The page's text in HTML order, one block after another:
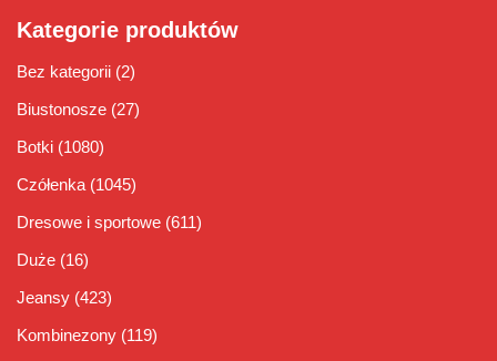
Kategorie produktów
Bez kategorii (2)
Biustonosze (27)
Botki (1080)
Czółenka (1045)
Dresowe i sportowe (611)
Duże (16)
Jeansy (423)
Kombinezony (119)